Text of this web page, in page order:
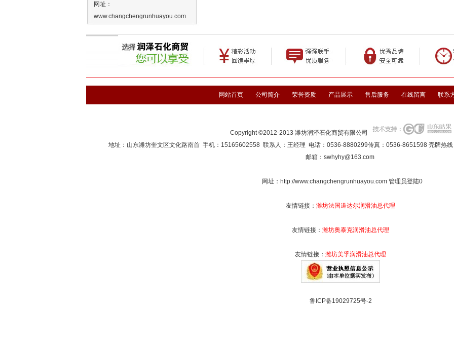
网址：
www.changchengrunhuayou.com
网站首页 公司简介 荣誉资质 产品展示 售后服务 在线留言 联系
Copyright ©2012-2013 潍坊润泽石化商贸有限公司
地址：山东潍坊奎文区文化路南首 手机：15165602558 联系人：王经理 电话：0536-8880299传真：0536-8651598 壳牌热
邮箱： swhyhy@163.com
网址： http://www.changchengrunhuayou.com 管理员登陆0
友情链接： 潍坊法国道达尔润滑油总代理
友情链接： 潍坊奥泰克润滑油总代理
友情链接： 潍坊美孚润滑油总代理
鲁ICP备19029725号-2